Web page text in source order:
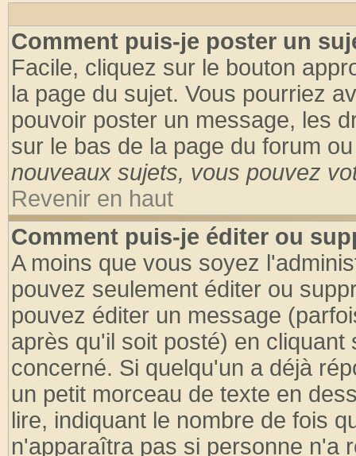
Comment puis-je poster un
Facile, cliquez sur le bouton
la page du sujet. Vous pourriez
pouvoir poster un message, les
sur le bas de la page du forum
nouveaux sujets, vous pouvez
Revenir en haut
Comment puis-je éditer ou
A moins que vous soyez
pouvez seulement éditer ou
pouvez éditer un message
après qu'il soit posté) en
concerné. Si quelqu'un a déjà
un petit morceau de texte en
lire, indiquant le nombre de fois
n'apparaîtra pas si personne n'a